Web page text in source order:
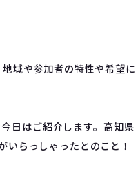
域や参加者の特性や希望に
日はご紹介します。高知県
らっしゃったとのこと！